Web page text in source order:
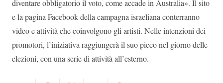
diventare obbligatorio il voto, come accade in Australia». Il sito
e la pagina Facebook della campagna israeliana conterranno
video e attività che coinvolgono gli artisti. Nelle intenzioni dei
promotori, l’iniziativa raggiungerà il suo picco nel giorno delle
elezioni, con una serie di attività all’esterno.